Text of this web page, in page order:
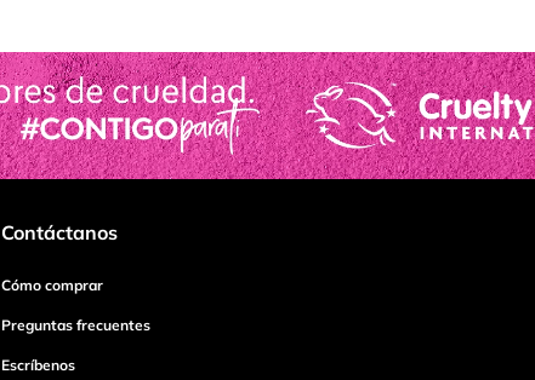
Contáctanos
Cómo comprar
Preguntas frecuentes
Escríbenos